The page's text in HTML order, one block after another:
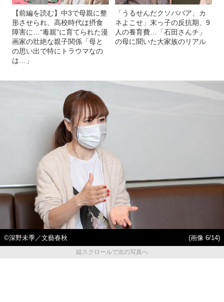
【前編を読む】中3で母親に整
形させられ、高校時代は摂食
障害に…“毒親”に育てられた漫
画家の壮絶な親子関係「母と
の思い出で特にトラウマなの
は…」
「うるせんだクソババア、カ
ネよこせ」末っ子の反抗期、9
人の養育費…「石田さんチ」
の母に聞いた大家族のリアル
©深野未季／文藝春秋
(画像 6/14)
縦スクロールで次の写真へ